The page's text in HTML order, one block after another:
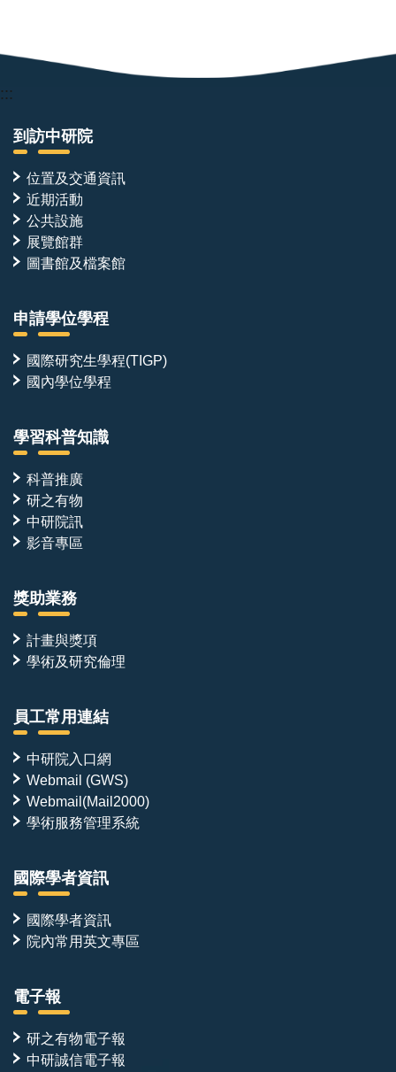
:::
到訪中研院
位置及交通資訊
近期活動
公共設施
展覽館群
圖書館及檔案館
申請學位學程
國際研究生學程(TIGP)
國內學位學程
學習科普知識
科普推廣
研之有物
中研院訊
影音專區
獎助業務
計畫與獎項
學術及研究倫理
員工常用連結
中研院入口網
Webmail (GWS)
Webmail(Mail2000)
學術服務管理系統
國際學者資訊
國際學者資訊
院內常用英文專區
電子報
研之有物電子報
中研誠信電子報